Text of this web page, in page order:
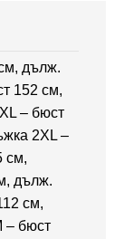
дълж.
152 см,
– бюст
2XL –
см,
дълж.
см,
– бюст